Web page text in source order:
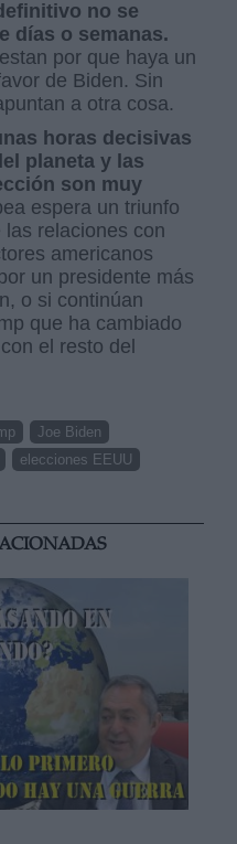
no se
días o semanas.
por que haya un
de Biden. Sin
a otra cosa.
horas decisivas
planeta y las
son muy
espera un triunfo
relaciones con
americanos
un presidente más
o si continúan
que ha cambiado
el resto del
Joe Biden
elecciones EEUU